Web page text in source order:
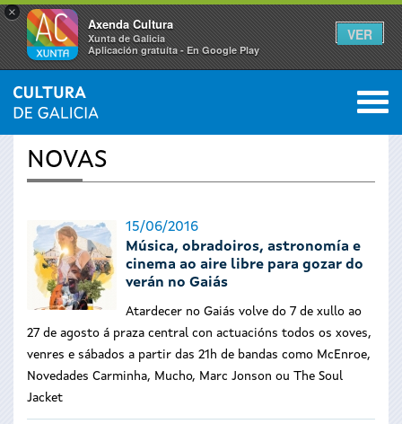
×
Axenda Cultura
Xunta de Galicia
Aplicación gratuíta - En Google Play
VER
Vostede
está
aquí
INICIO › ACTUALIDADE 0
NOVAS
15/06/2016
Música, obradoiros, astronomía e
cinema ao aire libre para gozar do
verán no Gaiás
Atardecer no Gaiás volve do 7 de xullo ao
27 de agosto á praza central con actuacións todos os xoves,
venres e sábados a partir das 21h de bandas como McEnroe,
Novedades Carminha, Mucho, Marc Jonson ou The Soul
Jacket